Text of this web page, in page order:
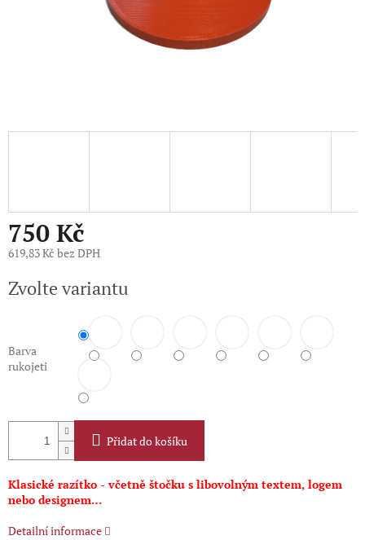
750 Kč
619,83 Kč bez DPH
cena:
Zvolte variantu
Barva
rukojeti
Přidat do košíku
Klasické razítko - včetně štočku s libovolným textem, logem
nebo designem…
Detailní informace